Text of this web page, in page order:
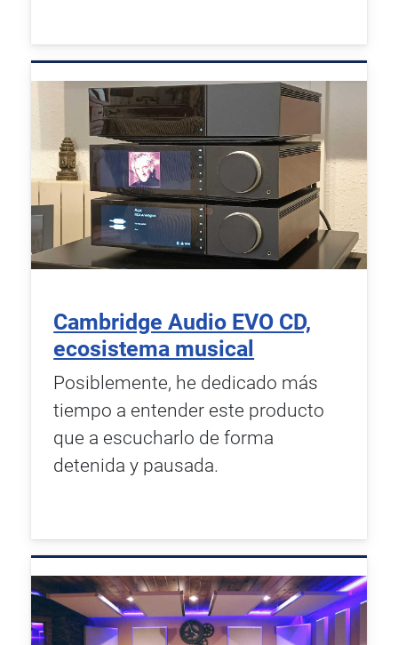
Cambridge Audio EVO CD,
ecosistema musical
Posiblemente, he dedicado más
tiempo a entender este producto
que a escucharlo de forma
detenida y pausada.